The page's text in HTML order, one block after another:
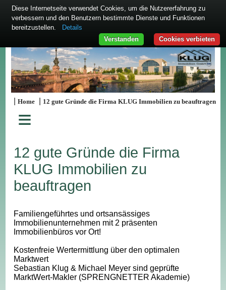
|Home 12 gute Gründe die Firma KLUG Immobilien zu beauftragen
≡
12 gute Gründe die Firma
KLUG Immobilien zu
beauftragen
Familiengeführtes und ortsansässiges
Immobilienunternehmen mit 2 präsenten
Immobilienbüros vor Ort!
Kostenfreie Wertermittlung über den optimalen
Marktwert
Sebastian Klug & Michael Meyer sind geprüfte
MarktWert-Makler (SPRENGNETTER Akademie)
Diese Internetseite verwendet Cookies, um die Nutzererfahrung zu
verbessern und den Benutzern bestimmte Dienste und Funktionen
bereitzustellen.
Details
Cookies verbieten
Verstanden